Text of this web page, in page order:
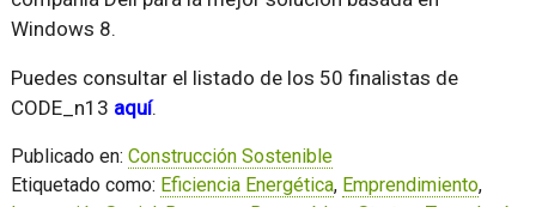
Windows 8.
Puedes consultar el listado de los 50 finalistas de
CODE_n13 aquí.
Publicado en: Construcción Sostenible
Etiquetado como: Eficiencia Energética, Emprendimiento,